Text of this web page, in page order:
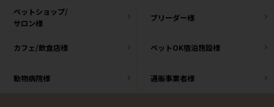
ペットショップ/
サロン様
ブリーダー様
カフェ/飲食店様 ペットOK宿泊施設様
動物病院様 通販事業者様